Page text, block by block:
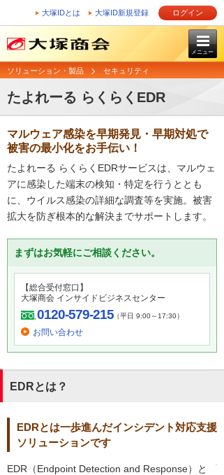
大塚IDとは 大塚ID新規登録 ログイン
メニュー
ソリューション・製品 セキュリティ
たよれーる らくらくEDR
マルウェア感染を早期発見・早期対処で
被害の最小化をお手伝い！
たよれーる らくらくEDRサービスは、マルウェ
アに感染した端末の検知・特定を行うととも
に、ウイルス感染の詳細な調査等を実施。被害
拡大を防ぎ根本的な解決までサポートします。
まずはお気軽にご相談ください。
【総合受付窓口】
大塚商会 インサイドビジネスセンター
0120-579-215（平日 9:00～17:30）
お問い合わせ
EDRとは？
EDRとは一歩進んだインシデント対応支援
ソリューションです
EDR（Endpoint Detection and Response）と